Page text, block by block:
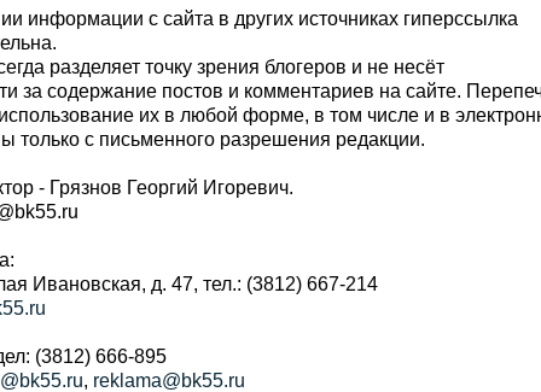
информации с сайта в других источниках гиперссылка
разделяет точку зрения блогеров и не несёт
за содержание постов и комментариев на сайте.
их в любой форме, в том числе и в
с письменного разрешения редакции.
- Грязнов Георгий Игоревич.
Ивановская, д. 47, тел.: (3812) 667-214
(3812) 666-895
, reklama@bk55.ru